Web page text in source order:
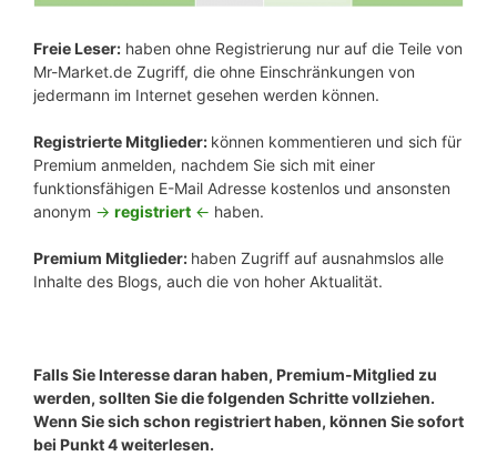
Freie Leser: haben ohne Registrierung nur auf die Teile von
Mr-Market.de Zugriff, die ohne Einschränkungen von
jedermann im Internet gesehen werden können.
Registrierte Mitglieder: können kommentieren und sich für
Premium anmelden, nachdem Sie sich mit einer
funktionsfähigen E-Mail Adresse kostenlos und ansonsten
anonym -> registriert <- haben.
Premium Mitglieder: haben Zugriff auf ausnahmslos alle
Inhalte des Blogs, auch die von hoher Aktualität.
Falls Sie Interesse daran haben, Premium-Mitglied zu
werden, sollten Sie die folgenden Schritte vollziehen.
Wenn Sie sich schon registriert haben, können Sie sofort
bei Punkt 4 weiterlesen.